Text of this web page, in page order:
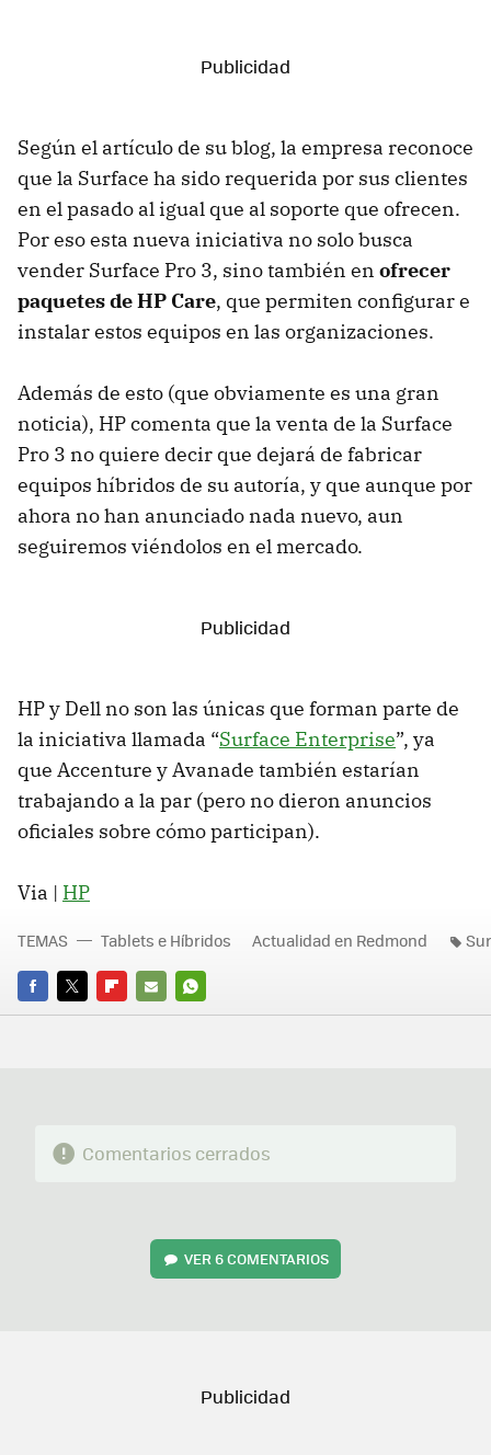
Según el artículo de su blog, la empresa reconoce
que la Surface ha sido requerida por sus clientes
en el pasado al igual que al soporte que ofrecen.
Por eso esta nueva iniciativa no solo busca
vender Surface Pro 3, sino también en ofrecer
paquetes de HP Care, que permiten configurar e
instalar estos equipos en las organizaciones.
Además de esto (que obviamente es una gran
noticia), HP comenta que la venta de la Surface
Pro 3 no quiere decir que dejará de fabricar
equipos híbridos de su autoría, y que aunque por
ahora no han anunciado nada nuevo, aun
seguiremos viéndolos en el mercado.
HP y Dell no son las únicas que forman parte de
la iniciativa llamada “Surface Enterprise”, ya
que Accenture y Avanade también estarían
trabajando a la par (pero no dieron anuncios
oficiales sobre cómo participan).
Via | HP
FACEBOOK
TWITTERFLIPBOARD
E-
WHATSAPP
TEMAS Tablets e Híbridos Actualidad en Redmond
Comentarios cerrados
VER6 COMENTARIOS